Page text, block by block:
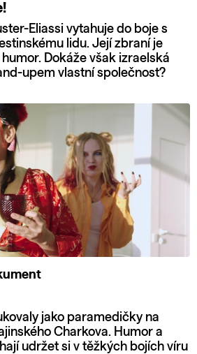
Eliassi vytahuje do boje s
lidu. Její zbraní je
Dokáže však izraelská
upem vlastní společnost?
jako paramedičky na
Charkova. Humor a
udržet si v těžkých bojích víru